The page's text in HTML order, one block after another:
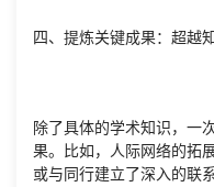
四、提炼关键成果：超越
除了具体的学术知识，一
果。比如，人际网络的拓
或与同行建立了深入的联